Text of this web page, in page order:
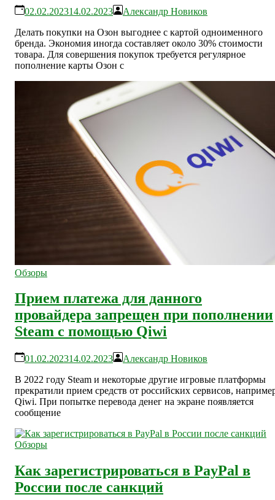
02.02.202314.02.2023
Александр Новиков
Делать покупки на Озон выгоднее с картой одноименного
бренда. Экономия иногда составляет около 30% стоимости
товара. Для совершения покупок требуется регулярное
пополнение карты Озон с
Обзоры
Прием платежа для данного
провайдера запрещен при пополнении
Steam с помощью Qiwi
01.02.202314.02.2023
Александр Новиков
В 2022 году Steam и некоторые другие игровые платформы
прекратили прием средств от российских сервисов,
Qiwi. При попытке перевода денег на экране появляется
сообщение
Обзоры
Как зарегистрироваться в PayPal в
России после санкций